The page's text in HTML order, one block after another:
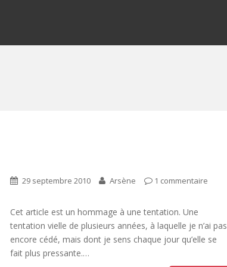
29 septembre 2010 Arsène 1 commentaire
Cet article est un hommage à une tentation. Une
tentation vielle de plusieurs années, à laquelle je n’ai pas
encore cédé, mais dont je sens chaque jour qu’elle se
fait plus pressante.…